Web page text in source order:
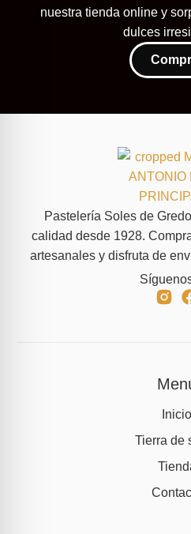
nuestra tienda online y
dulces
Pastelería Soles de
calidad desde 1928.
artesanales y disfruta de
Inicio
Tierra de